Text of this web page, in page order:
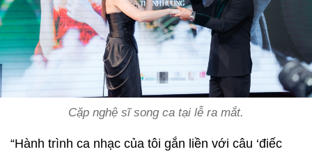
Cặp nghệ sĩ song ca tại lễ ra mắt.
“Hành trình ca nhạc của tôi gắn liền với câu ‘điếc